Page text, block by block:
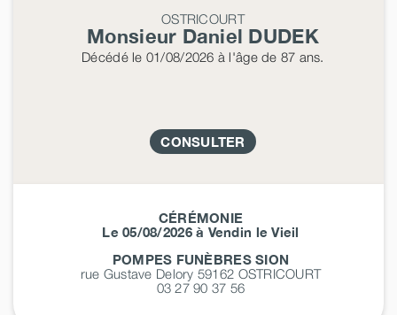
OSTRICOURT
Monsieur Daniel DUDEK
Décédéle 01/08/2026 à l'âge de 87 ans.
CONSULTER
CÉRÉMONIE
Le 05/08/2026 à Vendin le Vieil
POMPES FUNÈBRES SION
rue Gustave Delory 59162 OSTRICOURT
03 27 90 37 56